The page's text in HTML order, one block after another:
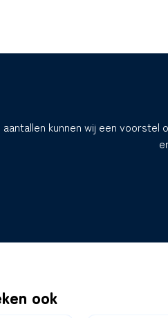
kunnen wij een
ook